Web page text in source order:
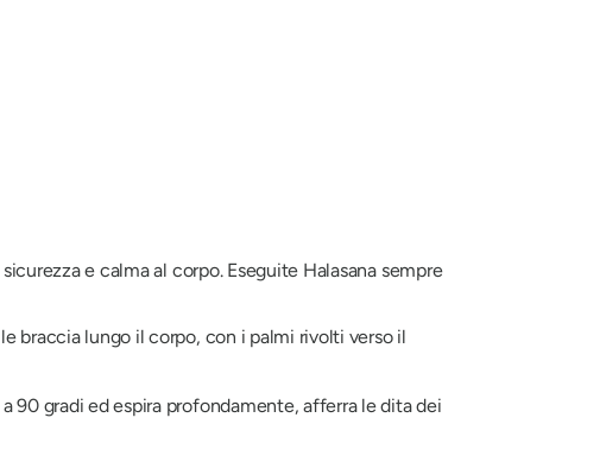
e calma al corpo. Eseguite Halasana sempre
braccia lungo il corpo, con i palmi rivolti verso il
90 gradi ed espira profondamente, afferra le dita dei